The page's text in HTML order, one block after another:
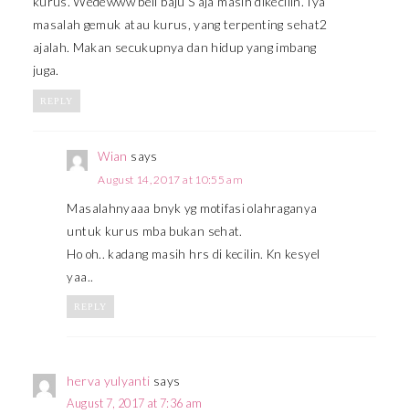
masalah gemuk atau kurus, yang terpenting sehat2
ajalah. Makan secukupnya dan hidup yang imbang
juga.
REPLY
Wian says
August 14, 2017 at 10:55 am
Masalahnyaaa bnyk yg motifasi olahraganya
untuk kurus mba bukan sehat.
Ho oh.. kadang masih hrs di kecilin. Kn kesyel
yaa..
REPLY
herva yulyanti says
August 7, 2017 at 7:36 am